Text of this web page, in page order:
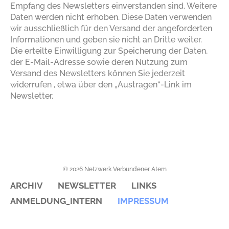
Empfang des Newsletters einverstanden sind. Weitere
Daten werden nicht erhoben. Diese Daten verwenden
wir ausschließlich für den Versand der angeforderten
Informationen und geben sie nicht an Dritte weiter.
Die erteilte Einwilligung zur Speicherung der Daten,
der E-Mail-Adresse sowie deren Nutzung zum
Versand des Newsletters können Sie jederzeit
widerrufen , etwa über den „Austragen“-Link im
Newsletter.
© 2026 Netzwerk Verbundener Atem
ARCHIV NEWSLETTER
LINKS
ANMELDUNG_INTERN
IMPRESSUM